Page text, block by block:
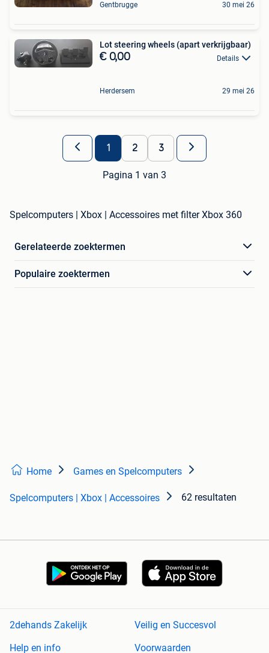
Gentbrugge 30 mei 26
Lot steering wheels (apart verkrijgbaar)
€ 0,00 Details
Herdersem 29 mei 26
1 2 3
Pagina 1 van 3
Spelcomputers | Xbox | Accessoires met filter Xbox 360
Gerelateerde zoektermen
Populaire zoektermen
Home Games en Spelcomputers
Spelcomputers | Xbox | Accessoires 62 resultaten
2dehands Zakelijk
Veilig en Succesvol
Help en info
Voorwaarden